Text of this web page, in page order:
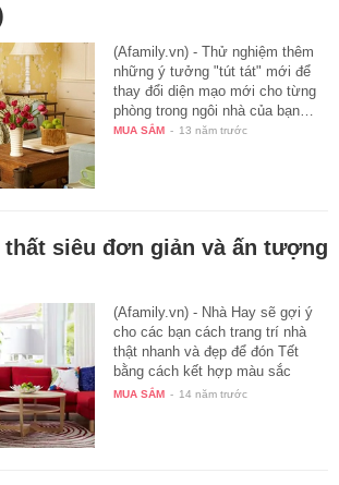
(Afamily.vn) - Thử nghiệm thêm
những ý tưởng "tút tát" mới để
thay đổi diện mạo mới cho từng
phòng trong ngôi nhà của bạn…
MUA SẮM - 13 năm trước
thất siêu đơn giản và ấn tượng
(Afamily.vn) - Nhà Hay sẽ gợi ý
cho các bạn cách trang trí nhà
thật nhanh và đẹp để đón Tết
bằng cách kết hợp màu sắc
của…
MUA SẮM - 14 năm trước